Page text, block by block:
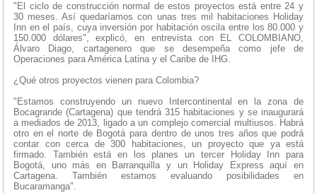
"El ciclo de construcción normal de estos proyectos está entre 24 y
30 meses. Así quedaríamos con unas tres mil habitaciones Holiday
Inn en el país, cuya inversión por habitación oscila entre los 80.000 y
150.000 dólares", explicó, en entrevista con EL COLOMBIANO,
Álvaro Diago, cartagenero que se desempeña como jefe de
Operaciones para América Latina y el Caribe de IHG.
¿Qué otros proyectos vienen para Colombia?
"Estamos construyendo un nuevo Intercontinental en la zona de
Bocagrande (Cartagena) que tendrá 315 habitaciones y se inaugurará
a mediados de 2013, ligado a un complejo comercial multiusos. Habrá
otro en el norte de Bogotá para dentro de unos tres años que podrá
contar con cerca de 300 habitaciones, un proyecto que ya está
firmado. También está en los planes un tercer Holiday Inn para
Bogotá, uno más en Barranquilla y un Holiday Express aquí en
Cartagena. También estamos evaluando posibilidades en
Bucaramanga".